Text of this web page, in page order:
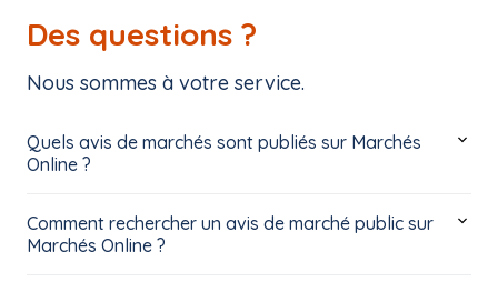
Des questions ?
Nous sommes à votre service.
Quels avis de marchés sont publiés sur Marchés
Online ?
Comment rechercher un avis de marché public sur
Marchés Online ?